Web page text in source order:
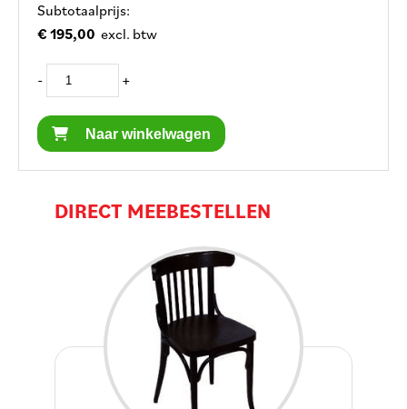
Subtotaalprijs:
€ 195,00 excl. btw
- +
Naar winkelwagen
DIRECT MEEBESTELLEN